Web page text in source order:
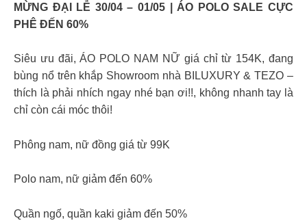
MỪNG ĐẠI LỄ 30/04 – 01/05 | ÁO POLO SALE CỰC
PHÊ ĐẾN 60%
Siêu ưu đãi, ÁO POLO NAM NỮ giá chỉ từ 154K, đang
bùng nổ trên khắp Showroom nhà BILUXURY & TEZO –
thích là phải nhích ngay nhé bạn ơi!!, không nhanh tay là
chỉ còn cái móc thôi!
Phông nam, nữ đồng giá từ 99K
Polo nam, nữ giảm đến 60%
Quần ngố, quần kaki giảm đến 50%